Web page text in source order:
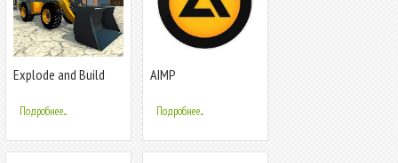
Explode and Build
Подробнее...
AIMP
Подробнее...